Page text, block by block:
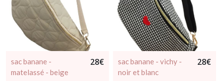
sac banane -
matelassé - beige
28€
sac banane - vichy -
noir et blanc
28€